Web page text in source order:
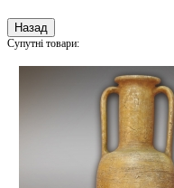
Супутні товари: